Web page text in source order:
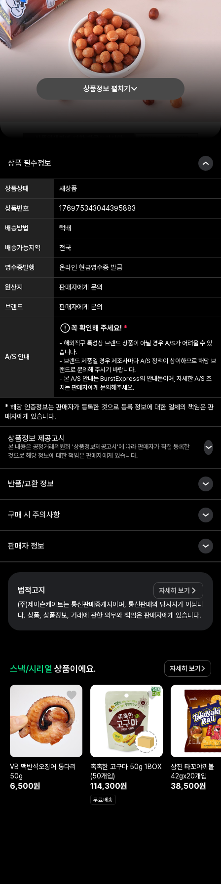
상품정보 펼치기
상품 필수정보
상품상태 새상품
상품번호 176975343044395883
배송방법 택배
배송가능지역 전국
영수증발행 온라인 현금영수증 발급
원산지 판매자에게 문의
브랜드 판매자에게 문의
A/S 안내
꼭 확인해 주세요! *
- 해외직구 특성상 브랜드 상품이 아닐 경우 A/S가 어려울 수 있
습니다.
- 브랜드 제품일 경우 제조사마다 A/S 정책이 상이하므로 해당 브
랜드로 문의해 주시기 바랍니다.
- 본 A/S 안내는 BurstExpress의 안내문이며, 자세한 A/S 조
치는 판매자에게 문의해주세요.
* 해당 인증정보는 판매자가 등록한 것으로 등록 정보에 대한 일체의 책임은 판
매자에게 있습니다.
상품정보 제공고시
본 내용은 공정거래위원회 '상품정보제공고시'에 따라 판매자가 직접 등록한
것으로 해당 정보에 대한 책임은 판매자에게 있습니다.
반품/교환 정보
구매 시 주의사항
판매자 정보
법적고지
자세히 보기
(주)제이슨케이트는 통신판매중개자이며, 통신판매의 당사자가 아닙니
다. 상품, 상품정보, 거래에 관한 의무와 책임은 판매자에게 있습니다.
스낵/시리얼 상품이에요. 자세히 보기
VB 맥반석오징어 통다리
50g
6,500원
촉촉한 고구마 50g 1BOX
(50개입)
114,300원
무료배송
삼진 타꼬야끼볼
42gx20개입
38,500원